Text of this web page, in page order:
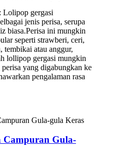
Lolipop gergasi
jenis perisa, serupa
biasa.Perisa ini mungkin
seperti strawberi, ceri,
tembikai atau anggur,
lollipop gergasi mungkin
yang digabungkan ke
pengalaman rasa
Campuran Gula-